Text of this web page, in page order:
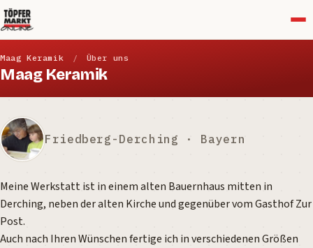
Maag Keramik / Über uns
Maag Keramik
Friedberg-Derching · Bayern
Meine Werkstatt ist in einem alten Bauernhaus mitten in
Derching, neben der alten Kirche und gegenüber vom Gasthof Zur
Post.
Auch nach Ihren Wünschen fertige ich in verschiedenen Größen